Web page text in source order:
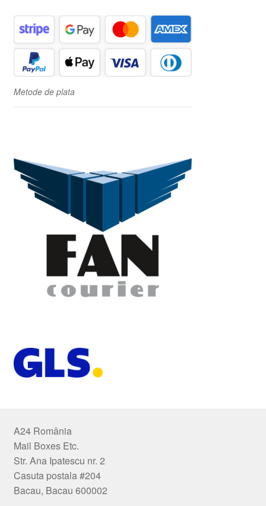
Metode de plata
A24 România
Mail Boxes Etc.
Str. Ana Ipatescu nr. 2
Casuta postala #204
Bacau, Bacau 600002